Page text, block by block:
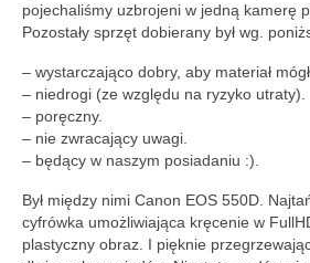
pojechaliśmy uzbrojeni w jedną kamerę
Pozostały sprzęt dobierany był wg.
– wystarczająco dobry, aby materiał mógł
– niedrogi (ze względu na ryzyko utraty).
– poręczny.
– nie zwracający uwagi.
– będący w naszym posiadaniu :).
Był między nimi Canon EOS 550D.
cyfrówka umożliwiająca kręcenie w
plastyczny obraz. I pięknie